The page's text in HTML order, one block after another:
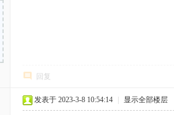
回复
发表于 2023-3-8 10:54:14 显示全部楼层